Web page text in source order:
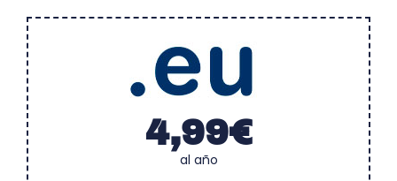
4,99€
al año